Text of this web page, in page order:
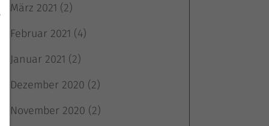
März 2021 (2)
Februar 2021 (4)
Januar 2021 (2)
Dezember 2020 (2)
November 2020 (2)